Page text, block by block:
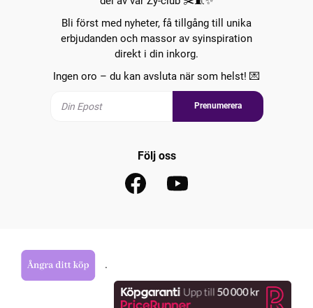
Bli först med nyheter, få tillgång till unika
erbjudanden och massor av syinspiration
direkt i din inkorg.
Ingen oro – du kan avsluta när som helst! 💌
Prenumerera
Följ oss
.